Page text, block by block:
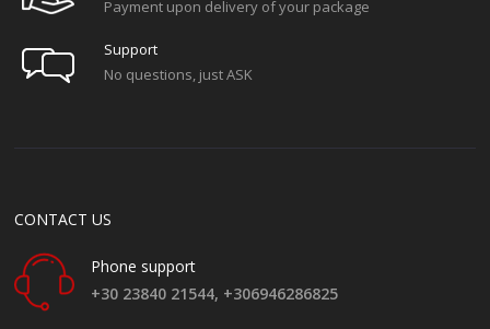
Payment upon delivery of your package
Support
No questions, just ASK
CONTACT US
Phone support
+30 23840 21544, +306946286825